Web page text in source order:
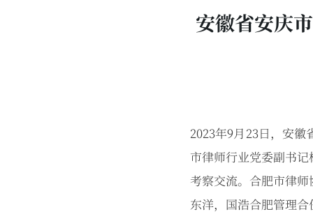
安徽省安庆
2023年9月23日，安
市律师行业党委副书
考察交流。合肥市律
东洋，国浩合肥管理